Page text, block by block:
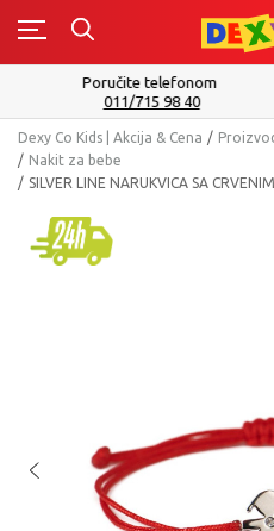
0
Isporuku možete
Dexy Co Kids | Akcija & Cena
Nakit za bebe
SILVER LINE NARUKVICA SA